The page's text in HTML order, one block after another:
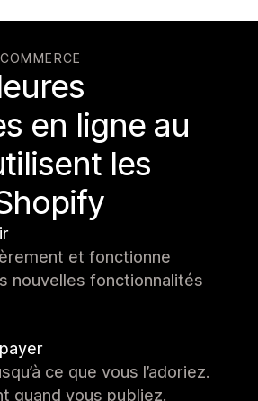
en ligne au
les
et fonctionne
nouvelles fonctionnalités
ce que vous l’adoriez.
quand vous publiez.